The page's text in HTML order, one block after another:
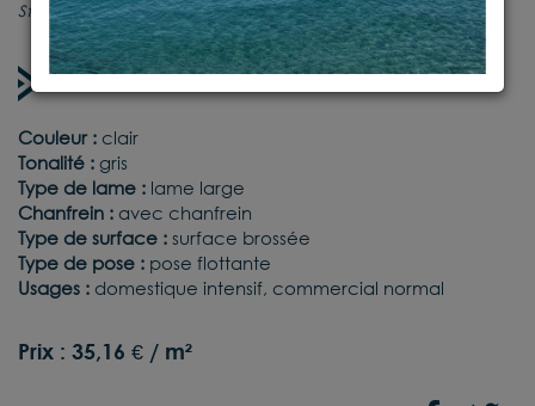
Stratifié
Sur commande
Couleur : clair
Tonalité : gris
Type de lame : lame large
Chanfrein : avec chanfrein
Type de surface : surface brossée
Type de pose : pose flottante
Usages : domestique intensif, commercial normal
Prix : 35,16 € / m²